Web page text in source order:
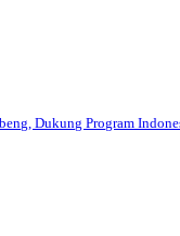
Dukung Program